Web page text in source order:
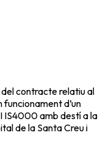
contracte relatiu al
funcionament d’un
IS4000 amb destí a la
de la Santa Creu i